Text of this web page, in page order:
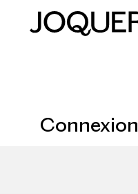
Connexion